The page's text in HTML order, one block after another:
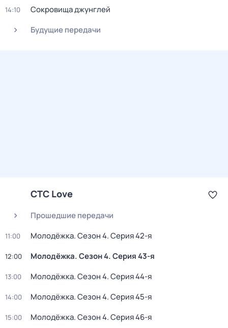
14:10
Сокровища джунглей
Будущие передачи
СТС Love
Прошедшие передачи
11:00 Молодёжка. Сезон 4. Серия 42-я
12:00 Молодёжка. Сезон 4. Серия 43-я
13:00 Молодёжка. Сезон 4. Серия 44-я
14:00 Молодёжка. Сезон 4. Серия 45-я
15:00 Молодёжка. Сезон 4. Серия 46-я